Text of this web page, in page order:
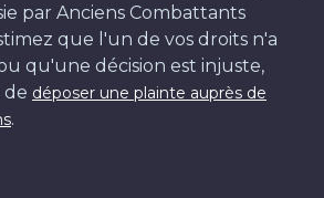
par Anciens Combattants
que l'un de vos droits n'a
qu'une décision est injuste,
de déposer une plainte auprès de
.